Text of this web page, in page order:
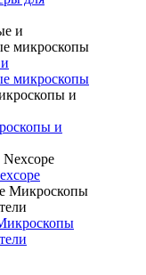
микроскопы
и